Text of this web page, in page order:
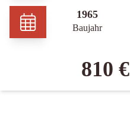
1965
Baujahr
810 €